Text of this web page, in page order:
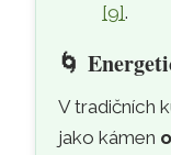
[9].
🌀
V tradičních
jako kámen